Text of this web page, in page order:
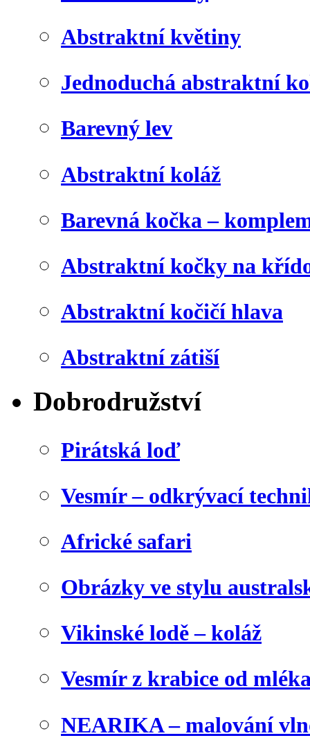
Abstraktní květiny
Jednoduchá abstraktní
Barevný lev
Abstraktní koláž
Barevná kočka –
Abstraktní kočky na
Abstraktní kočičí hlava
Abstraktní zátiší
Dobrodružství
Pirátská loď
Vesmír – odkrývací
Africké safari
Obrázky ve stylu
Vikinské lodě – koláž
Vesmír z krabice od
NEARIKA – malování